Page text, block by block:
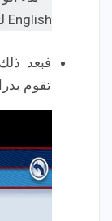
فبعد
تقوم